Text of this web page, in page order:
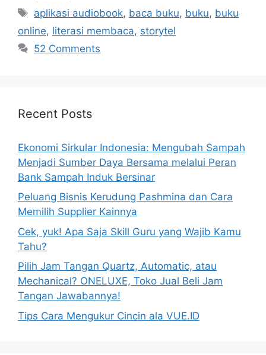
Tags
aplikasi audiobook, baca buku, buku, buku
online, literasi membaca, storytel
52 Comments
Recent Posts
Ekonomi Sirkular Indonesia: Mengubah Sampah
Menjadi Sumber Daya Bersama melalui Peran
Bank Sampah Induk Bersinar
Peluang Bisnis Kerudung Pashmina dan Cara
Memilih Supplier Kainnya
Cek, yuk! Apa Saja Skill Guru yang Wajib Kamu
Tahu?
Pilih Jam Tangan Quartz, Automatic, atau
Mechanical? ONELUXE, Toko Jual Beli Jam
Tangan Jawabannya!
Tips Cara Mengukur Cincin ala VUE.ID